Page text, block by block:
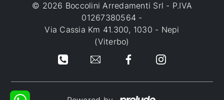
© 2026 Boccolini Arredamenti Srl - P.IVA
01267380564 -
Via Cassia Km 41.300, 1030 - Nepi
(Viterbo)